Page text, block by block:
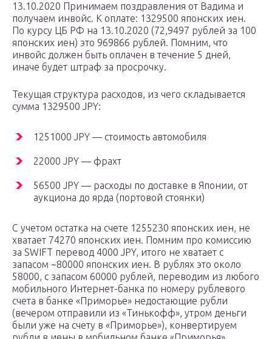
13.10.2020 Принимаем поздравления от Вадима и
получаем инвойс. К оплате: 1329500 японских иен.
По курсу ЦБ РФ на 13.10.2020 (72,9497 рублей за 100
японских иен) это 969866 рублей. Помним, что
инвойс должен быть оплачен в течение 5 дней,
иначе будет штраф за просрочку.
Текущая структура расходов, из чего складывается
сумма 1329500 JPY:
1251000 JPY — стоимость автомобиля
22000 JPY — фрахт
56500 JPY — расходы по доставке в Японии, от
аукциона до ярда (портовой стоянки)
С учетом остатка на счете 1255230 японских иен, не
хватает 74270 японских иен. Помним про комиссию
за SWIFT перевод 4000 JPY, итого не хватает с
запасом ~80000 японских иен. В рублях это около
58000, с запасом 60000 рублей, переводим из любого
мобильного Интернет-банка по номеру рублевого
счета в банке «Приморье» недостающие рубли
(вечером отправили из «Тинькофф», утром деньги
были уже на счету в «Приморье»), конвертируем